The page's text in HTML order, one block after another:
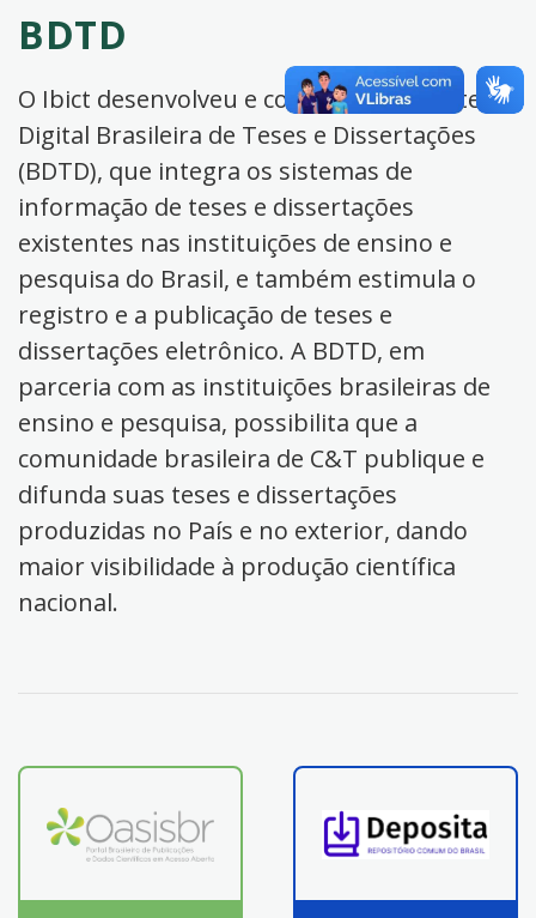
BDTD
O Ibict desenvolveu e coordena a Biblioteca
Digital Brasileira de Teses e Dissertações
(BDTD), que integra os sistemas de
informação de teses e dissertações
existentes nas instituições de ensino e
pesquisa do Brasil, e também estimula o
registro e a publicação de teses e
dissertações eletrônico. A BDTD, em
parceria com as instituições brasileiras de
ensino e pesquisa, possibilita que a
comunidade brasileira de C&T publique e
difunda suas teses e dissertações
produzidas no País e no exterior, dando
maior visibilidade à produção científica
nacional.